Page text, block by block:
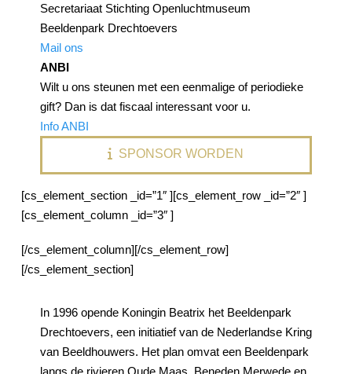
Secretariaat Stichting Openluchtmuseum
Beeldenpark Drechtoevers
Mail ons
ANBI
Wilt u ons steunen met een eenmalige of periodieke
gift? Dan is dat fiscaal interessant voor u.
Info ANBI
SPONSOR WORDEN
[cs_element_section _id=”1″ ][cs_element_row _id=”2″ ]
[cs_element_column _id=”3″ ]
[/cs_element_column][/cs_element_row]
[/cs_element_section]
In 1996 opende Koningin Beatrix het Beeldenpark
Drechtoevers, een initiatief van de Nederlandse Kring
van Beeldhouwers. Het plan omvat een Beeldenpark